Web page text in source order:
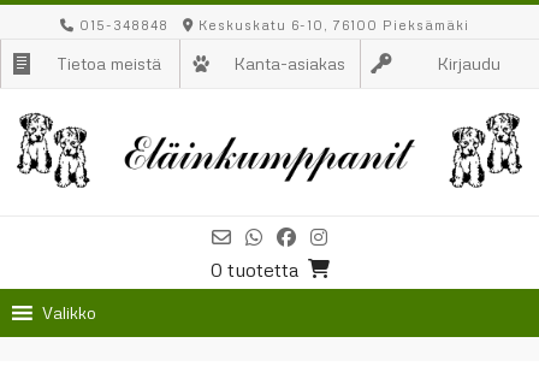
to
content
015-348848 Keskuskatu 6-10, 76100 Pieksämäki
Tietoa meistä Kanta-asiakas Kirjaudu
0 tuotetta
Valikko